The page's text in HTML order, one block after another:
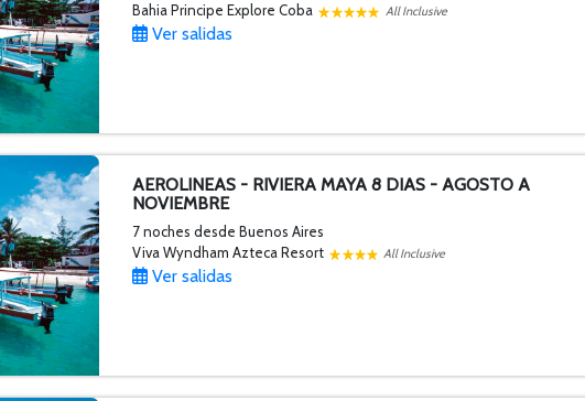
Bahia Principe Explore Coba
All Inclusive
Ver salidas
AEROLINEAS - RIVIERA MAYA 8 DIAS - AGOSTO A
NOVIEMBRE
7 noches desde Buenos Aires
Viva Wyndham Azteca Resort
All Inclusive
Ver salidas